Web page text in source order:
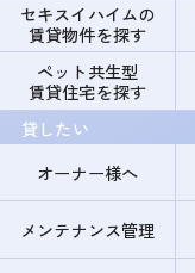
セキスイハイムの
賃貸物件を探す
ペット共生型
賃貸住宅を探す
貸したい
オーナー様へ
メンテナンス管理